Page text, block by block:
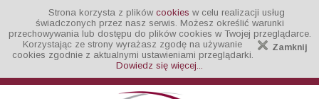
Strona korzysta z plików cookies w celu realizacji usług
świadczonych przez nasz serwis. Możesz określić warunki
przechowywania lub dostępu do plików cookies w Twojej przeglądarce.
Zamknij
Korzystając ze strony wyrażasz zgodę na używanie
cookies zgodnie z aktualnymi ustawieniami przeglądarki.
Dowiedz się więcej...